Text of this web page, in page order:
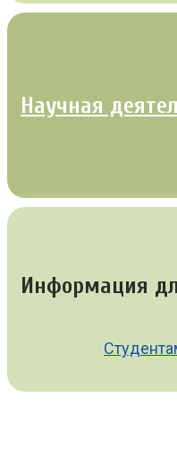
Научная
Информация